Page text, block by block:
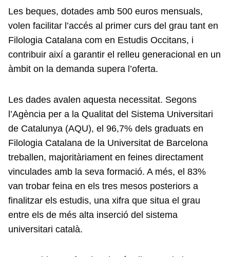
Les beques, dotades amb 500 euros mensuals,
volen facilitar l’accés al primer curs del grau tant en
Filologia Catalana com en Estudis Occitans, i
contribuir així a garantir el relleu generacional en un
àmbit on la demanda supera l’oferta.
Les dades avalen aquesta necessitat. Segons
l’Agència per a la Qualitat del Sistema Universitari
de Catalunya (AQU), el 96,7% dels graduats en
Filologia Catalana de la Universitat de Barcelona
treballen, majoritàriament en feines directament
vinculades amb la seva formació. A més, el 83%
van trobar feina en els tres mesos posteriors a
finalitzar els estudis, una xifra que situa el grau
entre els de més alta inserció del sistema
universitari català.